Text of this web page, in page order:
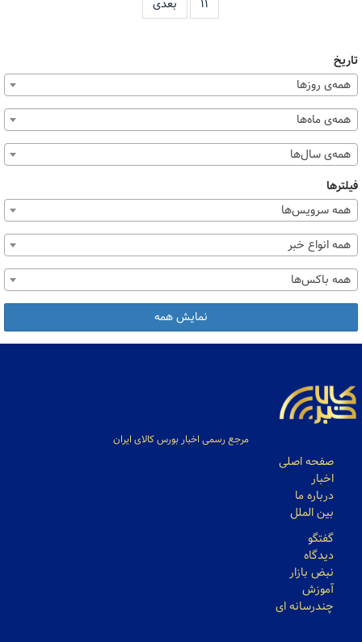
۱۱ بعدی
تاریخ
همه‌ی روزها
همه‌ی ماه‌ها
همه‌ی سال‌ها
فیلترها
همه سرویس‌ها
همه انواع خبر
همه باکس‌ها
نمایش همه
مرجع رسمی اخبار بورس کالای ایران
صفحه اصلی
اخبار
درباره ما
بین الملل
گفتگو
دیدگاه
نبض بازار
آموزش
چندرسانه ای